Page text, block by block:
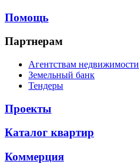
Помощь
Партнерам
Агентствам недвижимости
Земельный банк
Тендеры
Проекты
Каталог квартир
Коммерция